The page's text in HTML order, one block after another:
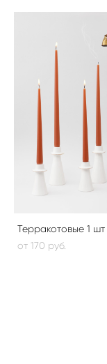
Терракотовые 1 шт
от 170 pуб.